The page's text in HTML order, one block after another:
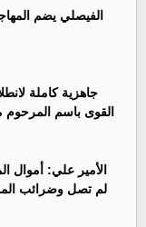
الفيصلي يضم
جاهزية كاملة
القوى باسم
الأمير علي:
لم تصل وضرائب